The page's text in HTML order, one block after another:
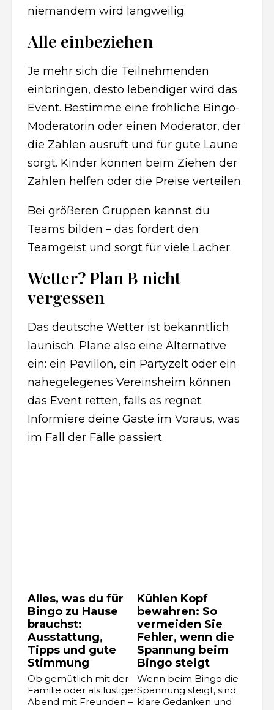
niemandem wird langweilig.
Alle einbeziehen
Je mehr sich die Teilnehmenden
einbringen, desto lebendiger wird das
Event. Bestimme eine fröhliche Bingo-
Moderatorin oder einen Moderator, der
die Zahlen ausruft und für gute Laune
sorgt. Kinder können beim Ziehen der
Zahlen helfen oder die Preise verteilen.
Bei größeren Gruppen kannst du
Teams bilden – das fördert den
Teamgeist und sorgt für viele Lacher.
Wetter? Plan B nicht
vergessen
Das deutsche Wetter ist bekanntlich
launisch. Plane also eine Alternative
ein: ein Pavillon, ein Partyzelt oder ein
nahegelegenes Vereinsheim können
das Event retten, falls es regnet.
Informiere deine Gäste im Voraus, was
im Fall der Fälle passiert.
Alles, was du für
Bingo zu Hause
brauchst:
Ausstattung,
Tipps und gute
Stimmung
Ob gemütlich mit der
Familie oder als lustiger
Abend mit Freunden –
Kühlen Kopf
bewahren: So
vermeiden Sie
Fehler, wenn die
Spannung beim
Bingo steigt
Wenn beim Bingo die
Spannung steigt, sind
klare Gedanken und